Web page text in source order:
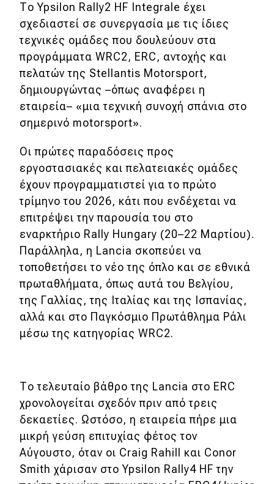
Τεχνολογία
Mobility
Σταθμοί φόρτισης
Classic
Παρουσιάσεις
DRIVE Away
MOTO
Μεταχειρισμένο
Οδηγός αγοράς
Συμβουλές
Συμβουλές
ΚΤΕΟ
Οδική βοήθεια
Το Ypsilon Rally2 HF Integrale έχει
σχεδιαστεί σε συνεργασία με τις ίδιες
τεχνικές ομάδες που δουλεύουν στα
προγράμματα WRC2, ERC, αντοχής και
πελατών της Stellantis Motorsport,
δημιουργώντας –όπως αναφέρει η
εταιρεία– «μια τεχνική συνοχή σπάνια στο
σημερινό motorsport».
Οι πρώτες παραδόσεις προς
εργοστασιακές και πελατειακές ομάδες
έχουν προγραμματιστεί για το πρώτο
τρίμηνο του 2026, κάτι που ενδέχεται να
επιτρέψει την παρουσία του στο
εναρκτήριο Rally Hungary (20–22 Μαρτίου).
Παράλληλα, η Lancia σκοπεύει να
τοποθετήσει το νέο της όπλο και σε εθνικά
πρωταθλήματα, όπως αυτά του Βελγίου,
της Γαλλίας, της Ιταλίας και της Ισπανίας,
αλλά και στο Παγκόσμιο Πρωτάθλημα Ράλι
μέσω της κατηγορίας WRC2.
Το τελευταίο βάθρο της Lancia στο ERC
χρονολογείται σχεδόν πριν από τρεις
δεκαετίες. Ωστόσο, η εταιρεία πήρε μια
μικρή γεύση επιτυχίας φέτος τον
Αύγουστο, όταν οι Craig Rahill και Conor
Smith χάρισαν στο Ypsilon Rally4 HF την